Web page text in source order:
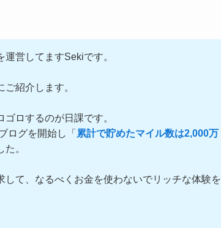
運営してますSekiです。
紹介します。
ロするのが日課です。
ログを開始し「 累計で貯めたマイル数は2,000万
た。
して、なるべくお金を使わないでリッチな体験を